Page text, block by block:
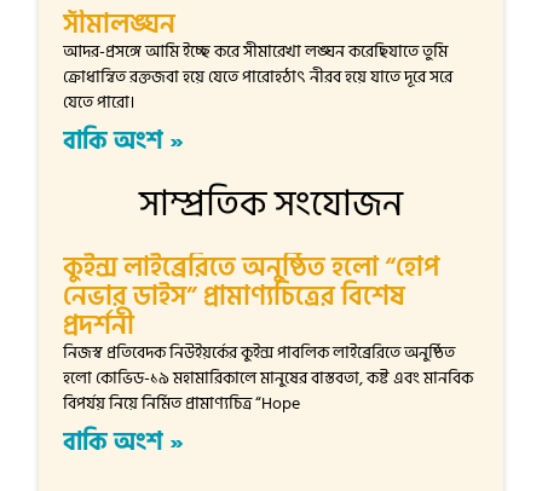
সীমালঙ্ঘন
আদর-প্রসঙ্গে আমি ইচ্ছে করে সীমারেখা লঙ্ঘন করেছিযাতে তুমি
ক্রোধান্বিত রক্তজবা হয়ে যেতে পারোহঠাৎ নীরব হয়ে যাতে দূরে সরে
যেতে পারো।
বাকি অংশ »
সাম্প্রতিক সংযোজন
কুইন্স লাইব্রেরিতে অনুষ্ঠিত হলো “হোপ
নেভার ডাইস” প্রামাণ্যচিত্রের বিশেষ
প্রদর্শনী
নিজস্ব প্রতিবেদক নিউইয়র্কের কুইন্স পাবলিক লাইব্রেরিতে অনুষ্ঠিত
হলো কোভিড-১৯ মহামারিকালে মানুষের বাস্তবতা, কষ্ট এবং মানবিক
বিপর্যয় নিয়ে নির্মিত প্রামাণ্যচিত্র “Hope
বাকি অংশ »